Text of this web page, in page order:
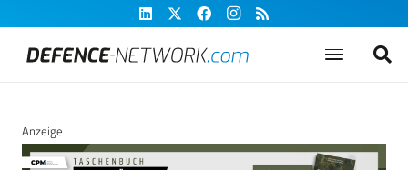
Anzeige